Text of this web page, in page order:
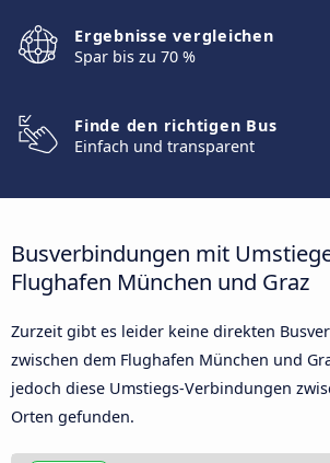
Ergebnisse vergleichen
Spar bis zu 70 %
Finde den richtigen Bus
Einfach und transparent
Busverbindungen mit
Flughafen München und Graz
Zurzeit gibt es leider keine direkten
zwischen dem Flughafen München und
jedoch diese Umstiegs-Verbindungen
Orten gefunden.